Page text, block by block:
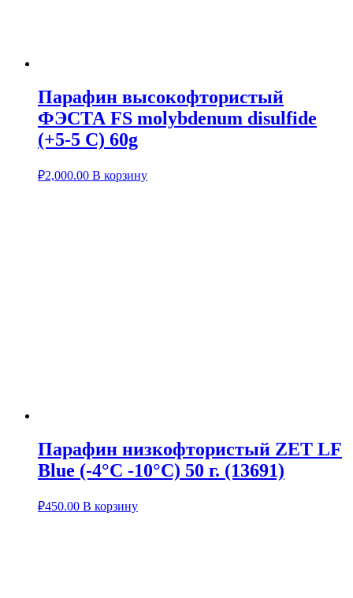
Парафин высокофтористый
ФЭСТА FS molybdenum disulfide
(+5-5 C) 60g
₽2,000.00 В корзину
Парафин низкофтористый ZET LF
Blue (-4°С -10°С) 50 г. (13691)
₽450.00 В корзину